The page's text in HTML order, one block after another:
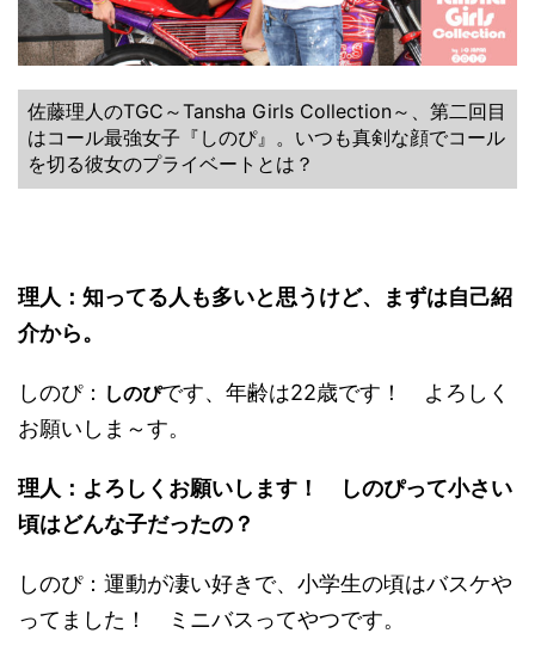
佐藤理人のTGC～Tansha Girls Collection～、第二回目
はコール最強女子『しのぴ』。いつも真剣な顔でコール
を切る彼女のプライベートとは？
理人：知ってる人も多いと思うけど、まずは自己紹
介から。
しのぴ： しのぴです、年齢は22歳です！ よろしく
お願いしま～す。
理人：よろしくお願いします！ しのぴって小さい
頃はどんな子だったの？
しのぴ：運動が凄い好きで、小学生の頃はバスケや
ってました！ ミニバスってやつです。